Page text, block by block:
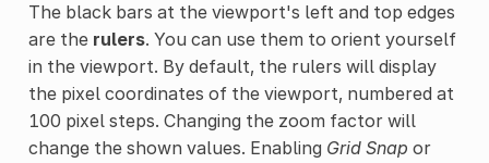
The black bars at the viewport's left and top edges
are the rulers. You can use them to orient yourself
in the viewport. By default, the rulers will display
the pixel coordinates of the viewport, numbered at
100 pixel steps. Changing the zoom factor will
change the shown values. Enabling Grid Snap or